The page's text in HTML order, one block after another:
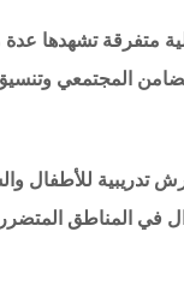
متفرقة تشهدها
المجتمعي
تدريبية للأطفال